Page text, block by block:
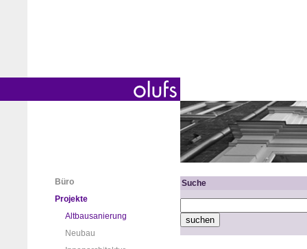
Büro
Projekte
Altbausanierung
Neubau
Suche